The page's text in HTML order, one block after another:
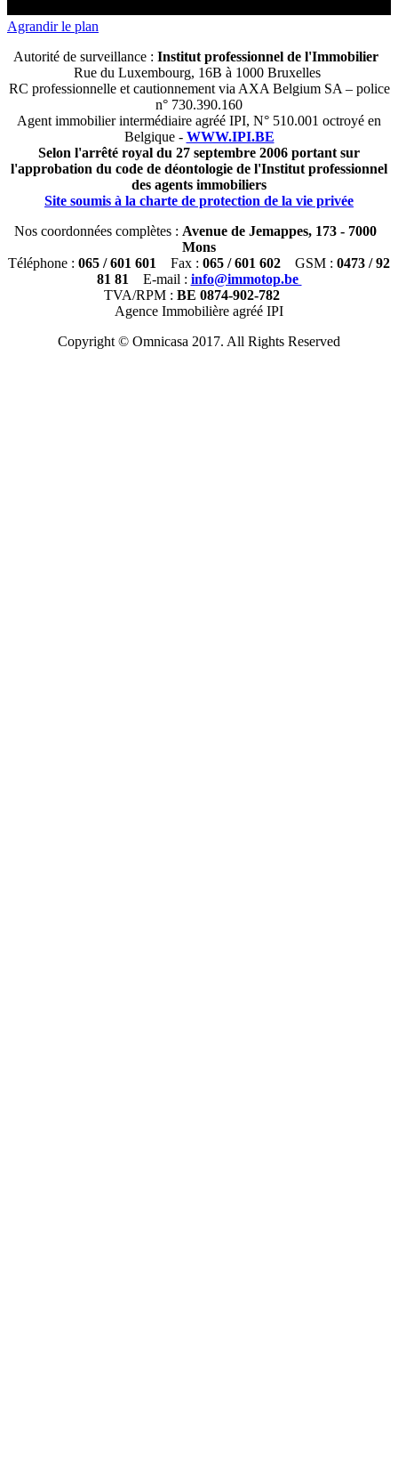
Agrandir le plan
Autorité de surveillance : Institut professionnel de l'Immobilier
Rue du Luxembourg, 16B à 1000 Bruxelles
RC professionnelle et cautionnement via AXA Belgium SA – police
n° 730.390.160
Agent immobilier intermédiaire agréé IPI, N° 510.001 octroyé en
Belgique - WWW.IPI.BE
Selon l'arrêté royal du 27 septembre 2006 portant sur
l'approbation du code de déontologie de l'Institut professionnel
des agents immobiliers
Site soumis à la charte de protection de la vie privée
Nos coordonnées complètes : Avenue de Jemappes, 173 - 7000
Mons
Téléphone : 065 / 601 601 Fax : 065 / 601 602 GSM : 0473 / 92
81 81 E-mail : info@immotop.be
TVA/RPM : BE 0874-902-782
Agence Immobilière agréé IPI
Copyright © Omnicasa 2017. All Rights Reserved